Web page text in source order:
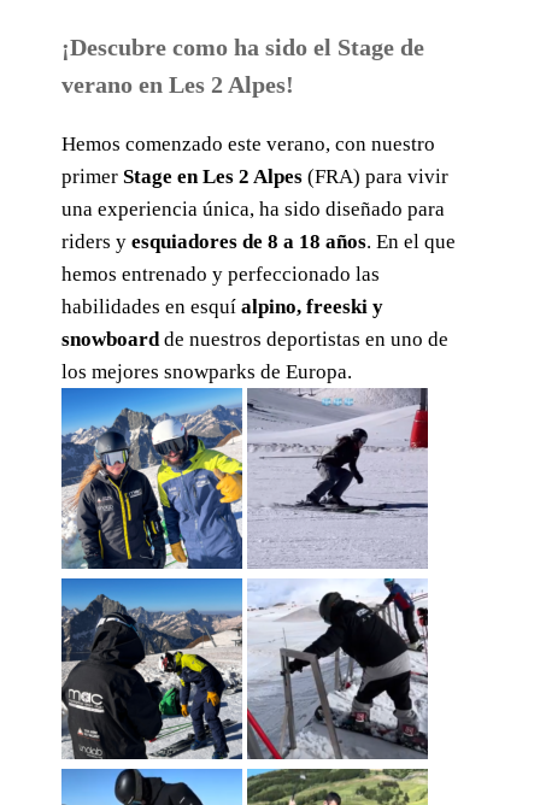
¡Descubre como ha sido el Stage de
verano en Les 2 Alpes!
Hemos comenzado este verano, con nuestro
primerStage en Les 2 Alpes (FRA) para vivir
una experiencia única, ha sido diseñado para
riders yesquiadores de 8 a 18 años. En el que
hemos entrenado y perfeccionado las
habilidades en esquíalpino, freeski y
snowboard de nuestros deportistas en uno de
los mejores snowparks de Europa.